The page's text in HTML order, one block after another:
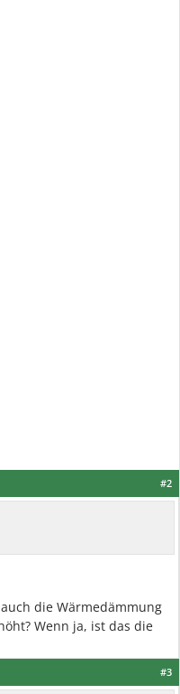
#2
die Wärmedämmung
Wenn ja, ist das die
#3